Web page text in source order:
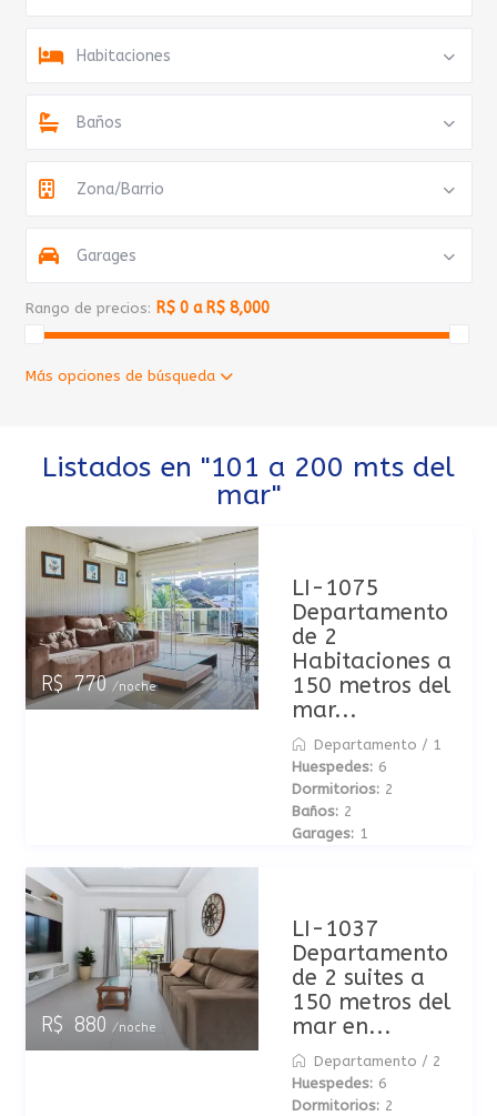
Habitaciones
Baños
Zona/Barrio
Garages
Rango de precios: R$ 0 a R$ 8,000
Más opciones de búsqueda
Listados en "101 a 200 mts del
mar"
R$ 770/noche
LI-1075
Departamento
de 2
Habitaciones a
150 metros del
mar...
Departamento / 1
Huespedes: 6
Dormitorios: 2
Baños: 2
Garages: 1
R$ 880/noche
LI-1037
Departamento
de 2 suites a
150 metros del
mar en...
Departamento / 2
Huespedes: 6
Dormitorios: 2